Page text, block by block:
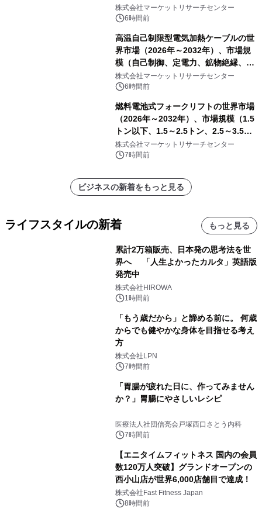
発表
株式会社マーケットリサーチセンター
6時間前
高温自己制限型電気加熱ケーブルの世
界市場（2026年～2032年）、市場規
模（自己制御、定電力、鉱物絶縁、表
皮効果）・分析レポートを発表
株式会社マーケットリサーチセンター
6時間前
燃料電池式フォークリフトの世界市場
（2026年～2032年）、市場規模（1.5
トン以下、1.5～2.5トン、2.5～3.5ト
ン、3.5～5.0トン、その他）・分析レ
ポートを発表
株式会社マーケットリサーチセンター
7時間前
ビジネスの新着をもっと見る
ライフスタイルの新着 もっと見る
累計2万箱販売、日本発の思考法を世
界へ 「人生よかったカルタ」英語版
発売中
株式会社HIROWA
1時間前
「もう歳だから」と諦める前に。 何歳
からでも健やかな身体を目指せる考え
方
株式会社LPN
7時間前
「胃腸が疲れた日に、作ってみません
か？」胃腸にやさしいレシピ
医療法人社団信亮会戸塚西口さとう内科
7時間前
【エニタイムフィットネス 国内の会員
数120万人突破】グランドオープンの
西小山店が世界6,000店舗目で達成！
株式会社Fast Fitness Japan
8時間前